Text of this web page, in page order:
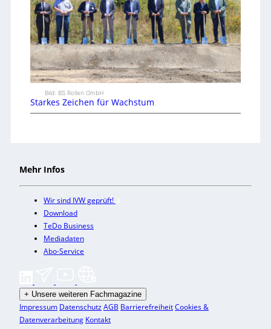
Bild: BS Rollen GmbH
Starkes Zeichen für Wachstum
Mehr Infos
Wir sind IVW geprüft!
Download
TeDo Business
Mediadaten
Abo-Service
+ Unsere weiteren Fachmagazine
Impressum DatenschutzAGB BarrierefreiheitCookies &
Datenverarbeitung Kontakt